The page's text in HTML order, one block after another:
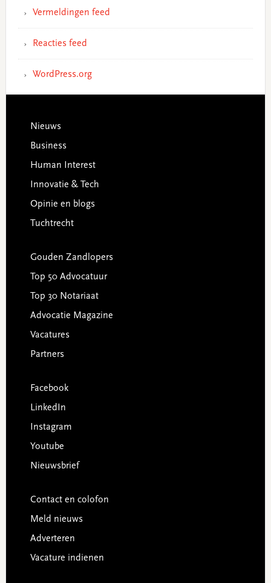
Vermeldingen feed
Reacties feed
WordPress.org
Footer
Nieuws
Business
Human Interest
Innovatie & Tech
Opinie en blogs
Tuchtrecht
Gouden Zandlopers
Top 50 Advocatuur
Top 30 Notariaat
Advocatie Magazine
Vacatures
Partners
Facebook
LinkedIn
Instagram
Youtube
Nieuwsbrief
Contact en colofon
Meld nieuws
Adverteren
Vacature indienen